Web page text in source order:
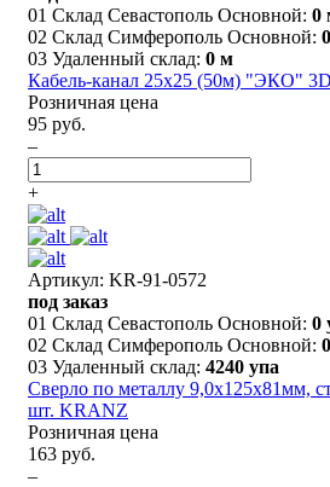
01 Склад Севастополь Основной: 0
02 Склад Симферополь Основной:
03 Удаленный склад: 0 м
Кабель-канал 25х25 (50м) "ЭКО"
Розничная цена
95 руб.
–
+
Артикул: KR-91-0572
под заказ
01 Склад Севастополь Основной: 0
02 Склад Симферополь Основной:
03 Удаленный склад: 4240 упа
Сверло по металлу 9,0х125х81мм,
шт. KRANZ
Розничная цена
163 руб.
–